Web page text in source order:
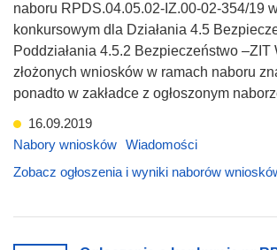
naboru RPDS.04.05.02-IZ.00-02-354/19
konkursowym dla Działania 4.5
Poddziałania 4.5.2 Bezpieczeństwo –ZIT
złożonych wniosków w ramach naboru
ponadto w zakładce z ogłoszonym
16.09.2019
Nabory wniosków Wiadomości
Zobacz ogłoszenia i wyniki naborów